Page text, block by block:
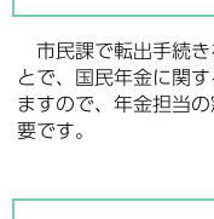
市民課で転出手続き
とで、国民年金に関
ますので、年金担当
要です。